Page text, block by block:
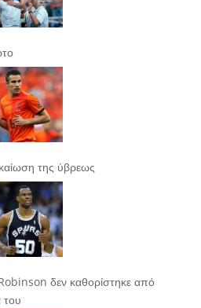
της ύβρεως
δεν καθορίστηκε από
του